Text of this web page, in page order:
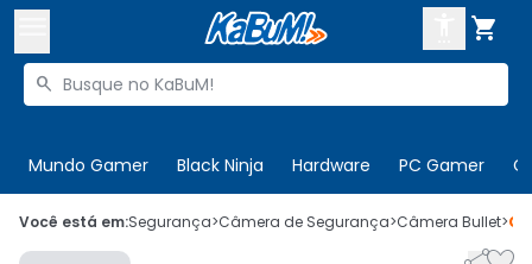

Buscar produtos

Mundo Gamer Black Ninja Hardware PC Gamer
 Olá. Acesse sua conta
Você está em:Segurança>Câmera de Segurança>Câmera Bullet>